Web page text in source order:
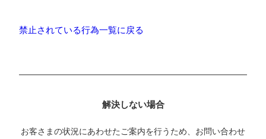
禁止されている行為一覧に戻る
解決しない場合
お客さまの状況にあわせたご案内を行うため、お問い合わせ